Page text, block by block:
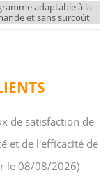
de satisfaction de
et de l'efficacité de
le 08/08/2026)
adaptable à la
et sans surcoût